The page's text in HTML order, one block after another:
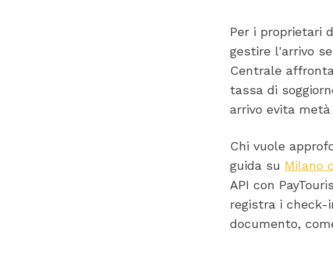
Per i proprietari
gestire l'arrivo
Centrale
tassa di
arrivo evita
Chi vuole
guida su Milano
API con
registra i check-
documento,